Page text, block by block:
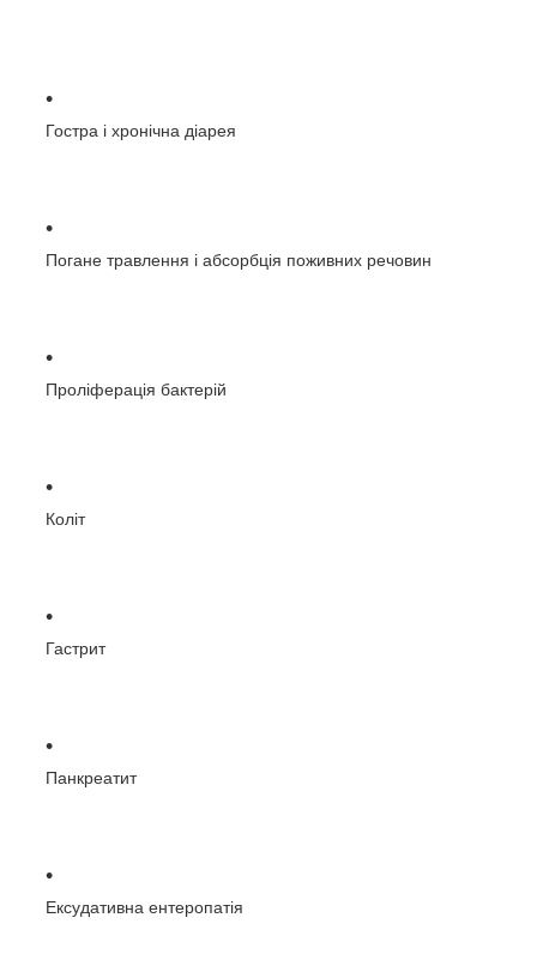
Гостра і хронічна діарея
Погане травлення і абсорбція поживних речовин
Проліферація бактерій
Коліт
Гастрит
Панкреатит
Ексудативна ентеропатія